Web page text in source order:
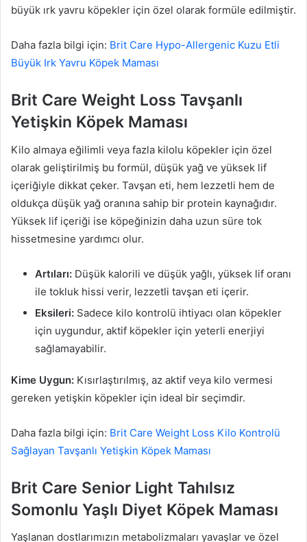
büyük ırk yavru köpekler için özel olarak formüle edilmiştir.
Daha fazla bilgi için: Brit Care Hypo-Allergenic Kuzu Etli
Büyük Irk Yavru Köpek Maması
Brit Care Weight Loss Tavşanlı
Yetişkin Köpek Maması
Kilo almaya eğilimli veya fazla kilolu köpekler için özel
olarak geliştirilmiş bu formül, düşük yağ ve yüksek lif
içeriğiyle dikkat çeker. Tavşan eti, hem lezzetli hem de
oldukça düşük yağ oranına sahip bir protein kaynağıdır.
Yüksek lif içeriği ise köpeğinizin daha uzun süre tok
hissetmesine yardımcı olur.
Artıları: Düşük kalorili ve düşük yağlı, yüksek lif oranı
ile tokluk hissi verir, lezzetli tavşan eti içerir.
Eksileri: Sadece kilo kontrolü ihtiyacı olan köpekler
için uygundur, aktif köpekler için yeterli enerjiyi
sağlamayabilir.
Kime Uygun: Kısırlaştırılmış, az aktif veya kilo vermesi
gereken yetişkin köpekler için ideal bir seçimdir.
Daha fazla bilgi için: Brit Care Weight Loss Kilo Kontrolü
Sağlayan Tavşanlı Yetişkin Köpek Maması
Brit Care Senior Light Tahılsız
Somonlu Yaşlı Diyet Köpek Maması
Yaşlanan dostlarımızın metabolizmaları yavaşlar ve özel